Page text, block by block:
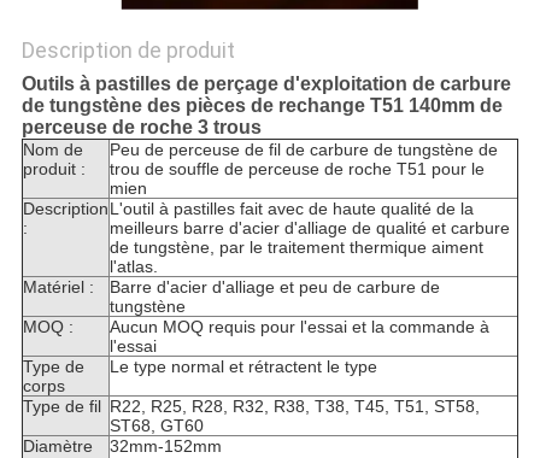
Description de produit
Outils à pastilles de perçage d'exploitation de carbure
de tungstène des pièces de rechange T51 140mm de
perceuse de roche 3 trous
Nom de
produit :
Peu de perceuse de fil de carbure de tungstène de
trou de souffle de perceuse de roche T51 pour le
mien
Description
:
L'outil à pastilles fait avec de haute qualité de la
meilleurs barre d'acier d'alliage de qualité et carbure
de tungstène, par le traitement thermique aiment
l'atlas.
Matériel :
Barre d'acier d'alliage et peu de carbure de
tungstène
MOQ :
Aucun MOQ requis pour l'essai et la commande à
l'essai
Type de
corps
Le type normal et rétractent le type
Type de fil R22, R25, R28, R32, R38, T38, T45, T51, ST58,
ST68, GT60
Diamètre
32mm-152mm